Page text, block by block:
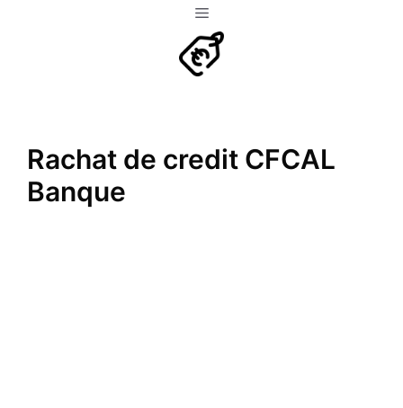
Menu
Rachat de credit CFCAL
Banque